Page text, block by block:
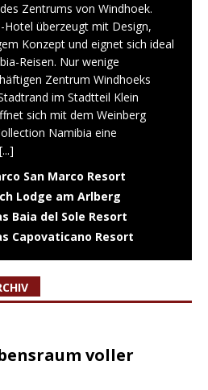
Zentrums von Windhoek.
überzeugt mit Design,
Konzept und eignet sich ideal
Reisen. Nur wenige
Zentrum Windhoeks
im Stadtteil Klein
sich mit dem Weinberg
Namibia eine
[...]
San Marco Resort
Lodge am Arlberg
Baia del Sole Resort
Capovaticano Resort
voller